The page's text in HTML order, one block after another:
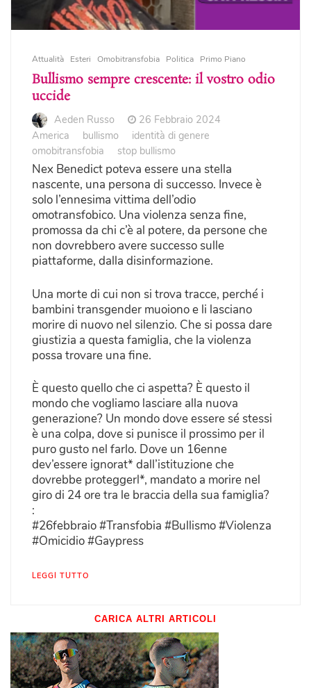
Attualità Esteri Omobitransfobia Politica Primo Piano
Bullismo sempre crescente: il vostro odio
uccide
Aeden Russo
26 Febbraio 2024
America
bullismo
identità di genere
omobitransfobia
stop bullismo
Nex Benedict poteva essere una stella
nascente, una persona di successo. Invece è
solo l’ennesima vittima dell’odio
omotransfobico. Una violenza senza fine,
promossa da chi c’è al potere, da persone che
non dovrebbero avere successo sulle
piattaforme, dalla disinformazione.
Una morte di cui non si trova tracce, perché i
bambini transgender muoiono e li lasciano
morire di nuovo nel silenzio. Che si possa dare
giustizia a questa famiglia, che la violenza
possa trovare una fine.
È questo quello che ci aspetta? È questo il
mondo che vogliamo lasciare alla nuova
generazione? Un mondo dove essere sé stessi
è una colpa, dove si punisce il prossimo per il
puro gusto nel farlo. Dove un 16enne
dev’essere ignorat* dall’istituzione che
dovrebbe proteggerl*, mandato a morire nel
giro di 24 ore tra le braccia della sua famiglia?
:
#26febbraio #Transfobia #Bullismo #Violenza
#Omicidio #Gaypress
LEGGI TUTTO
CARICA ALTRI ARTICOLI